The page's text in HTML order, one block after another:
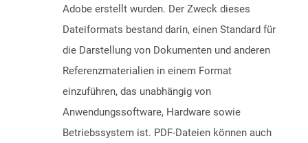
Adobe erstellt wurden. Der Zweck dieses
Dateiformats bestand darin, einen Standard für
die Darstellung von Dokumenten und anderen
Referenzmaterialien in einem Format
einzuführen, das unabhängig von
Anwendungssoftware, Hardware sowie
Betriebssystem ist. PDF-Dateien können auch